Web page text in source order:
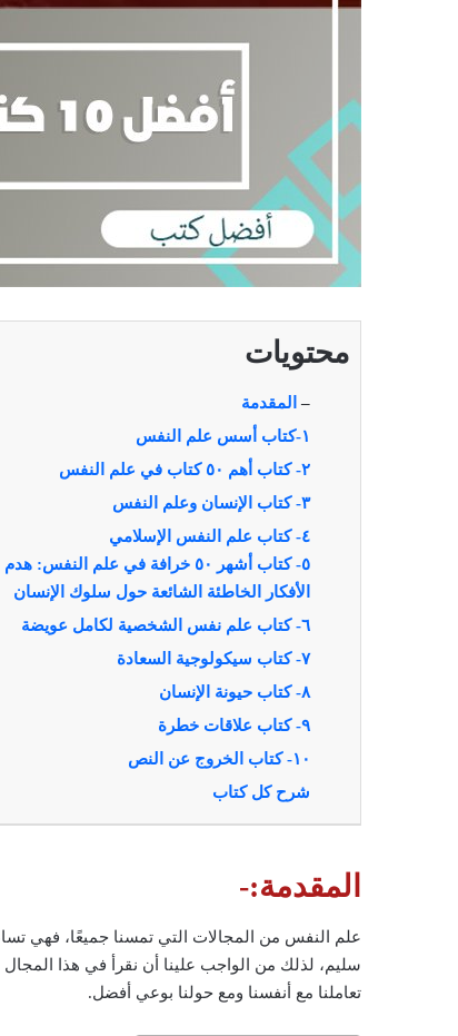
محتويات
– المقدمة
١-كتاب أسس علم النفس
٢- كتاب أهم ٥٠ كتاب في علم النفس
٣- كتاب الإنسان وعلم النفس
٤- كتاب علم النفس الإسلامي
٥- كتاب أشهر ٥٠ خرافة في علم النفس: هدم
الأفكار الخاطئة الشائعة حول سلوك الإنسان
٦- كتاب علم نفس الشخصية لكامل عويضة
٧- كتاب سيكولوجية السعادة
٨- كتاب حيونة الإنسان
٩- كتاب علاقات خطرة
١٠- كتاب الخروج عن النص
شرح كل كتاب
المقدمة:-
علم النفس من المجالات التي تمسنا جميعًا، فهي
سليم، لذلك من الواجب علينا أن نقرأ في هذا المجال
تعاملنا مع أنفسنا ومع حولنا بوعي أفضل.